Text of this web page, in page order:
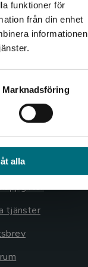
funktioner för
från din enhet
informationen
Marknadsföring
alla
och
tjänster